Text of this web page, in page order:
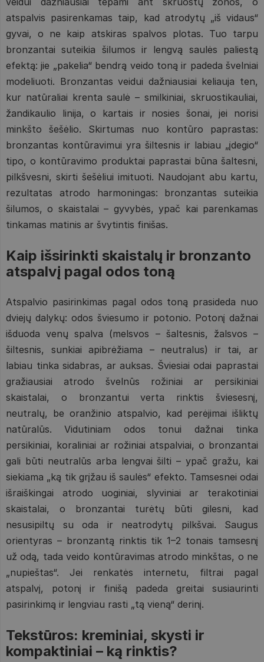
atspalvis pasirenkamas taip, kad atrodytų „iš vidaus“
gyvai, o ne kaip atskiras spalvos plotas. Tuo tarpu
bronzantai suteikia šilumos ir lengvą saulės paliestą
efektą: jie „pakelia“ bendrą veido toną ir padeda švelniai
modeliuoti. Bronzantas veidui dažniausiai keliauja ten,
kur natūraliai krenta saulė – smilkiniai, skruostikauliai,
žandikaulio linija, o kartais ir nosies šonai, jei norisi
minkšto šešėlio. Skirtumas nuo kontūro paprastas:
bronzantas kontūravimui yra šiltesnis ir labiau „įdegio“
tipo, o kontūravimo produktai paprastai būna šaltesni,
pilkšvesni, skirti šešėliui imituoti. Naudojant abu kartu,
rezultatas atrodo harmoningas: bronzantas suteikia
šilumos, o skaistalai – gyvybės, ypač kai parenkamas
tinkamas matinis ar švytintis finišas.
Kaip išsirinkti skaistalų ir bronzanto
atspalvį pagal odos toną
Atspalvio pasirinkimas pagal odos toną prasideda nuo
dviejų dalykų: odos šviesumo ir potonio. Potonį dažnai
išduoda venų spalva (melsvos – šaltesnis, žalsvos –
šiltesnis, sunkiai apibrėžiama – neutralus) ir tai, ar
labiau tinka sidabras, ar auksas. Šviesiai odai paprastai
gražiausiai atrodo švelnūs rožiniai ar persikiniai
skaistalai, o bronzantui verta rinktis šviesesnį,
neutralų, be oranžinio atspalvio, kad perėjimai išliktų
natūralūs. Vidutiniam odos tonui dažnai tinka
persikiniai, koraliniai ar rožiniai atspalviai, o bronzantai
gali būti neutralūs arba lengvai šilti – ypač gražu, kai
siekiama „ką tik grįžau iš saulės“ efekto. Tamsesnei odai
išraiškingai atrodo uoginiai, slyviniai ar terakotiniai
skaistalai, o bronzantai turėtų būti gilesni, kad
nesusipiltų su oda ir neatrodytų pilkšvai. Saugus
orientyras – bronzantą rinktis tik 1–2 tonais tamsesnį
už odą, tada veido kontūravimas atrodo minkštas, o ne
„nupieštas“. Jei renkatės internetu, filtrai pagal
atspalvį, potonį ir finišą padeda greitai susiaurinti
pasirinkimą ir lengviau rasti „tą vieną“ derinį.
Tekstūros: kreminiai, skysti ir
kompaktiniai – ką rinktis?